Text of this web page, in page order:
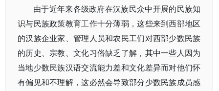
由于近年来各级政府在汉族民众中开展的民族知
识与民族政策教育工作十分薄弱，这些来到西部地区
的汉族企业家、管理人员和农民工们对西部少数民族
的历史、宗教、文化习俗缺乏了解，其中一些人因为
当地少数民族汉语交流能力差和文化差异而对他们怀
有偏见和不理解，这必然会导致部分少数民族成员感